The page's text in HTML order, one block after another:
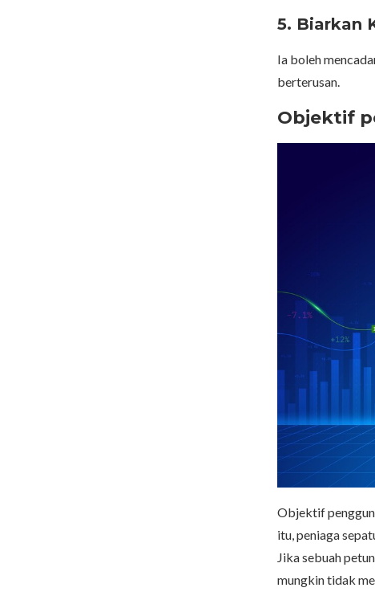
5. Biarkan
Ia boleh
berterusan.
Objektif
Objektif
itu, peniaga
Jika sebuah
mungkin tidak